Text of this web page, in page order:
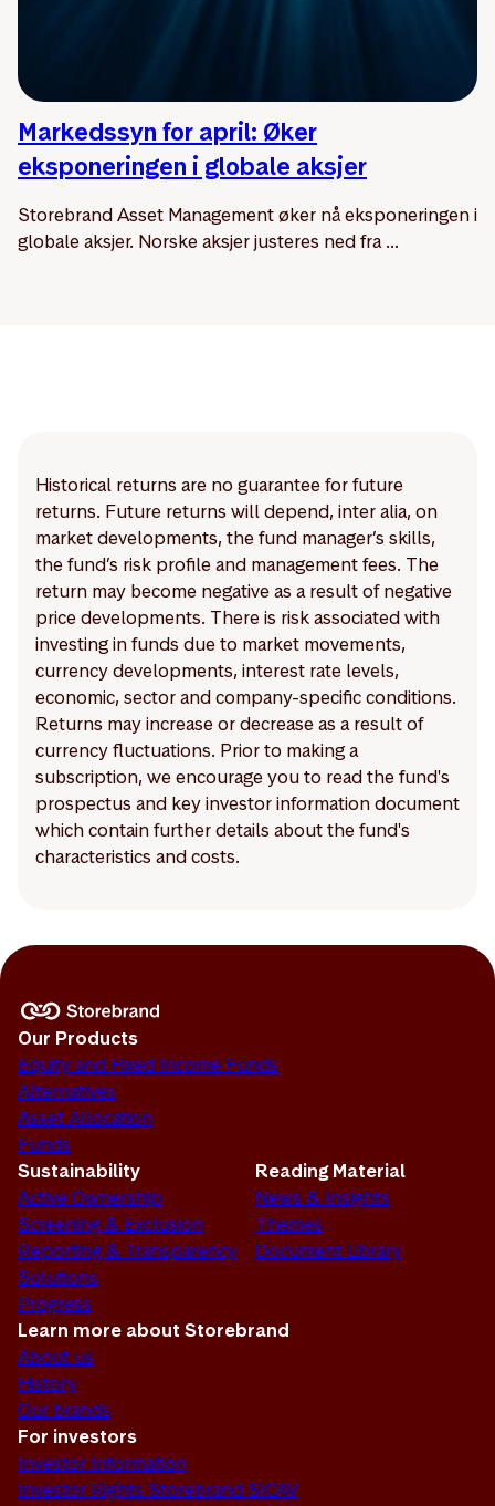
Markedssyn for april: Øker
eksponeringen i globale aksjer
Storebrand Asset Management øker nå eksponeringen i
globale aksjer. Norske aksjer justeres ned fra ...
Historical returns are no guarantee for future
returns. Future returns will depend, inter alia, on
market developments, the fund manager’s skills,
the fund’s risk profile and management fees. The
return may become negative as a result of negative
price developments. There is risk associated with
investing in funds due to market movements,
currency developments, interest rate levels,
economic, sector and company-specific conditions.
Returns may increase or decrease as a result of
currency fluctuations. Prior to making a
subscription, we encourage you to read the fund's
prospectus and key investor information document
which contain further details about the fund's
characteristics and costs.
Our Products
Equity and Fixed Income Funds
Alternatives
Asset Allocation
Funds
Sustainability
Active Ownership
Screening & Exclusion
Reporting & Transparency
Solutions
Progress
Reading Material
News & Insights
Themes
Document Library
Learn more about Storebrand
About us
History
Our brands
For investors
Investor Information
Investor Rights Storebrand SICAV